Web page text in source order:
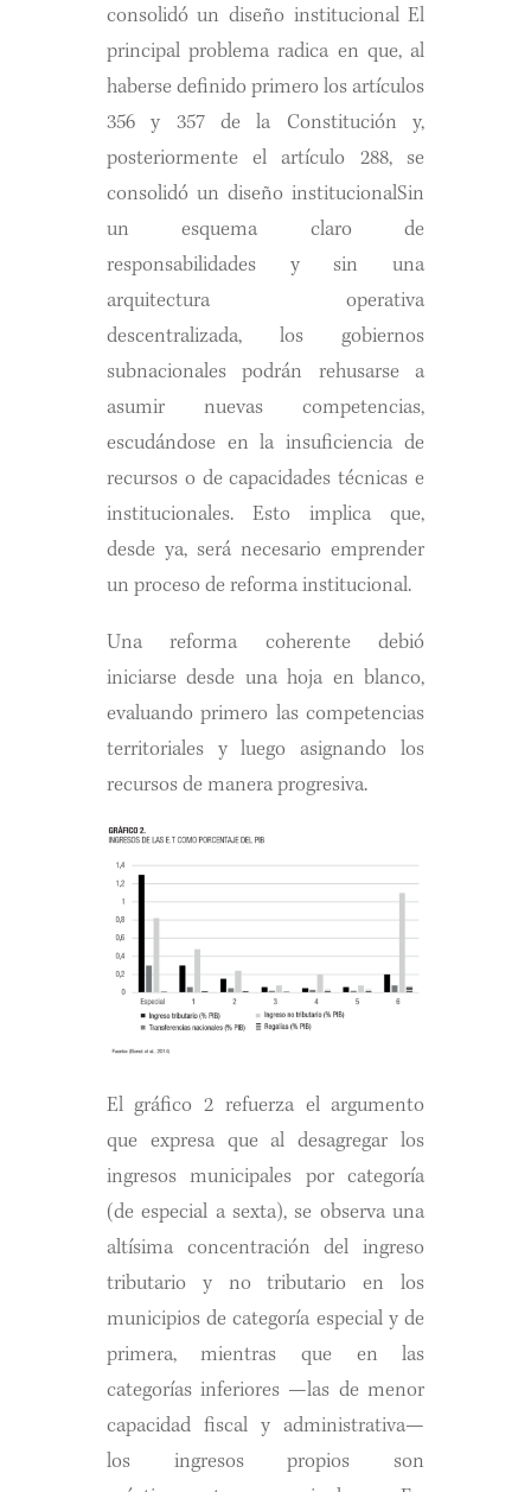
consolidó un diseño institucional El
principal problema radica en que, al
haberse definido primero los artículos
356 y 357 de la Constitución y,
posteriormente el artículo 288, se
consolidó un diseño institucionalSin
un esquema claro de
responsabilidades y sin una
arquitectura operativa
descentralizada, los gobiernos
subnacionales podrán rehusarse a
asumir nuevas competencias,
escudándose en la insuficiencia de
recursos o de capacidades técnicas e
institucionales. Esto implica que,
desde ya, será necesario emprender
un proceso de reforma institucional.
Una reforma coherente debió
iniciarse desde una hoja en blanco,
evaluando primero las competencias
territoriales y luego asignando los
recursos de manera progresiva.
El gráfico 2 refuerza el argumento
que expresa que al desagregar los
ingresos municipales por categoría
(de especial a sexta), se observa una
altísima concentración del ingreso
tributario y no tributario en los
municipios de categoría especial y de
primera, mientras que en las
categorías inferiores —las de menor
capacidad fiscal y administrativa—
los ingresos propios son